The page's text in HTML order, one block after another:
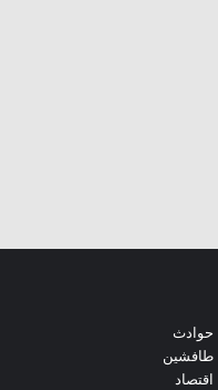
حوادث
طافشين
اقتصاد